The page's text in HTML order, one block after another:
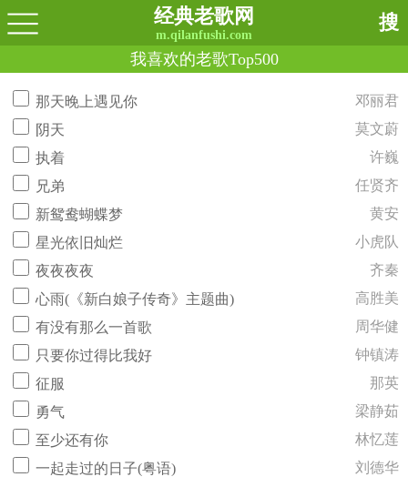
经典老歌网
m.qilanfushi.com
搜
我喜欢的老歌Top500
那天晚上遇见你
邓丽君
阴天
莫文蔚
执着
许巍
兄弟
任贤齐
新鸳鸯蝴蝶梦
黄安
星光依旧灿烂
小虎队
夜夜夜夜
齐秦
心雨(《新白娘子传奇》主题曲)
高胜美
有没有那么一首歌
周华健
只要你过得比我好
钟镇涛
征服
那英
勇气
梁静茹
至少还有你
林忆莲
一起走过的日子(粤语)
刘德华